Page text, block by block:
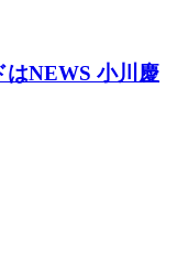
はNEWS 小川慶